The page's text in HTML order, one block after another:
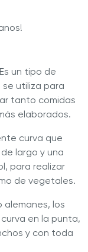
un tipo de
utiliza para
tanto comidas
elaborados.
curva que
largo y una
para realizar
de vegetales.
alemanes, los
en la punta,
y con toda